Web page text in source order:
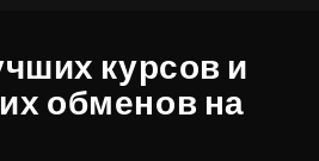
курсов и
обменов на